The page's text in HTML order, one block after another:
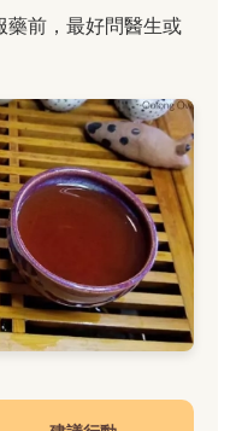
藥前，最好問醫生或